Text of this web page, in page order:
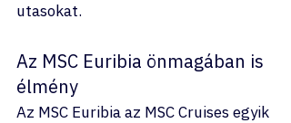
utasokat.
Az MSC Euribia önmagában is
élmény
Az MSC Euribia az MSC Cruises egyik